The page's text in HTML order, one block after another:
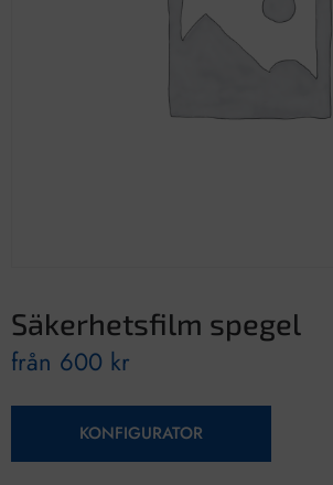
Säkerhetsfilm spegel
från 600 kr
KONFIGURATOR